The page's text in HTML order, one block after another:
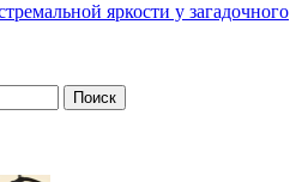
яркости у загадочного